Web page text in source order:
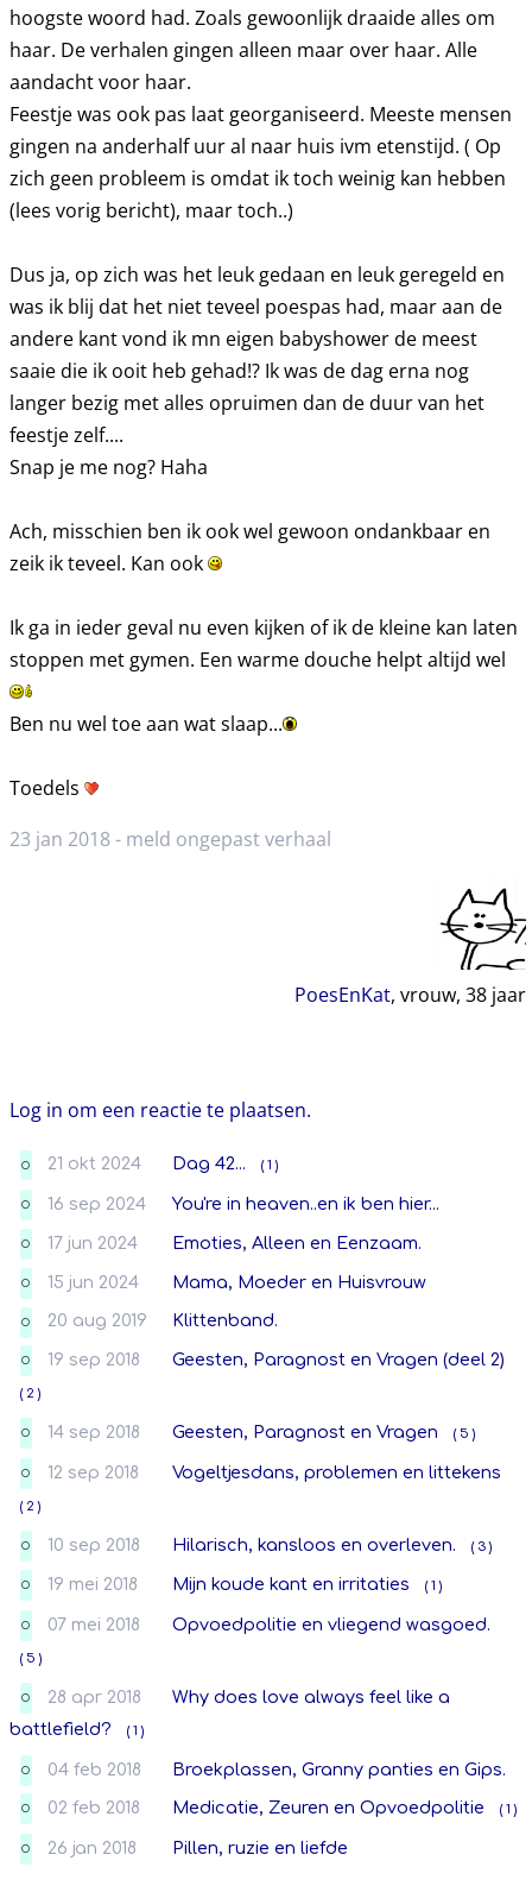
hoogste woord had. Zoals gewoonlijk draaide alles om
haar. De verhalen gingen alleen maar over haar. Alle
aandacht voor haar.
Feestje was ook pas laat georganiseerd. Meeste mensen
gingen na anderhalf uur al naar huis ivm etenstijd. ( Op
zich geen probleem is omdat ik toch weinig kan hebben
(lees vorig bericht), maar toch..)
Dus ja, op zich was het leuk gedaan en leuk geregeld en
was ik blij dat het niet teveel poespas had, maar aan de
andere kant vond ik mn eigen babyshower de meest
saaie die ik ooit heb gehad!? Ik was de dag erna nog
langer bezig met alles opruimen dan de duur van het
feestje zelf....
Snap je me nog? Haha
Ach, misschien ben ik ook wel gewoon ondankbaar en
zeik ik teveel. Kan ook
Ik ga in ieder geval nu even kijken of ik de kleine kan laten
stoppen met gymen. Een warme douche helpt altijd wel
Ben nu wel toe aan wat slaap...
Toedels
23 jan 2018 - meld ongepast verhaal
PoesEnKat, vrouw, 38jaar
Log in om een reactie te plaatsen.
O 21 okt 2024 Dag 42... ( 1 )
O 16 sep 2024 You're in heaven..en ik ben hier...
O 17 jun 2024 Emoties, Alleen en Eenzaam.
O 15 jun 2024 Mama, Moeder en Huisvrouw
O 20 aug 2019 Klittenband.
O 19 sep 2018 Geesten, Paragnost en Vragen (deel 2)
( 2 )
O 14 sep 2018 Geesten, Paragnost en Vragen ( 5 )
O 12 sep 2018 Vogeltjesdans, problemen en littekens
( 2 )
O 10 sep 2018 Hilarisch, kansloos en overleven. ( 3 )
O 19 mei 2018 Mijn koude kant en irritaties ( 1 )
O 07 mei 2018 Opvoedpolitie en vliegend wasgoed.
( 5 )
O 28 apr 2018
Why does love always feel like a
battlefield?
( 1 )
O 04 feb 2018 Broekplassen, Granny panties en Gips.
O 02 feb 2018 Medicatie, Zeuren en Opvoedpolitie ( 1 )
O 26 jan 2018 Pillen, ruzie en liefde